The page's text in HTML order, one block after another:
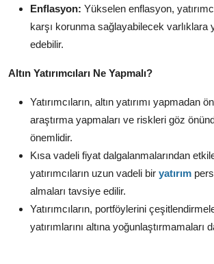
Enflasyon: Yükselen enflasyon,
karşı korunma sağlayabilecek varlıklara
edebilir.
Altın Yatırımcıları Ne Yapmalı?
Yatırımcıların, altın yatırımı yapmadan
araştırma yapmaları ve riskleri göz
önemlidir.
Kısa vadeli fiyat dalgalanmalarından
yatırımcıların uzun vadeli bir yatırım
almaları tavsiye edilir.
Yatırımcıların, portföylerini
yatırımlarını altına yoğunlaştırmamaları